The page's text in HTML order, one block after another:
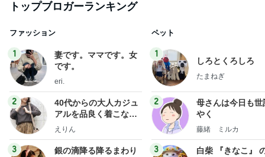
トップブロガーランキング
ファッション
1
妻です。ママです。女
です。
eri.
2
40代からの大人カジュ
アルを品良く着こなす
ファッションブログ
えりん
3 銀の滴降る降るまわり
ペット
1
しろとくろしろ
たまねぎ
2
母さんは今日も世
やく
藤緒 ミルカ
3 白柴 『きなこ』